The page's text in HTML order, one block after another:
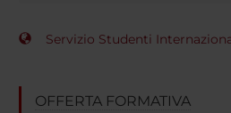
Servizio Studenti
OFFERTA FORMATIVA